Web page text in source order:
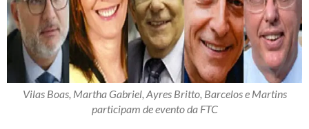
Vilas Boas, Martha Gabriel, Ayres Britto, Barcelos e Martins
participam de evento da FTC